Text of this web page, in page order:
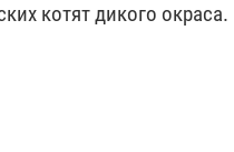
котят дикого окраса.